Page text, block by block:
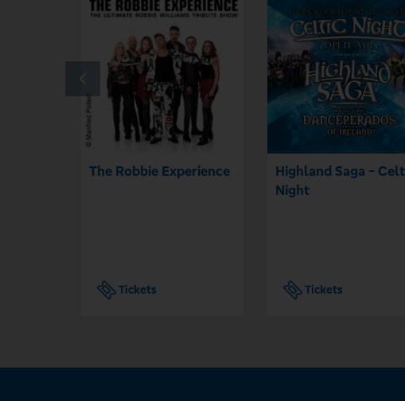
The Robbie Experience
Tickets
Highland Saga -
Night
Tickets